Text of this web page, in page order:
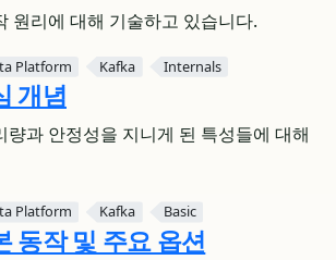
원리에 대해 기술하고 있습니다.
Platform Kafka Internals
개념
량과 안정성을 지니게 된 특성들에 대해
Platform Kafka Basic
동작 및 주요 옵션